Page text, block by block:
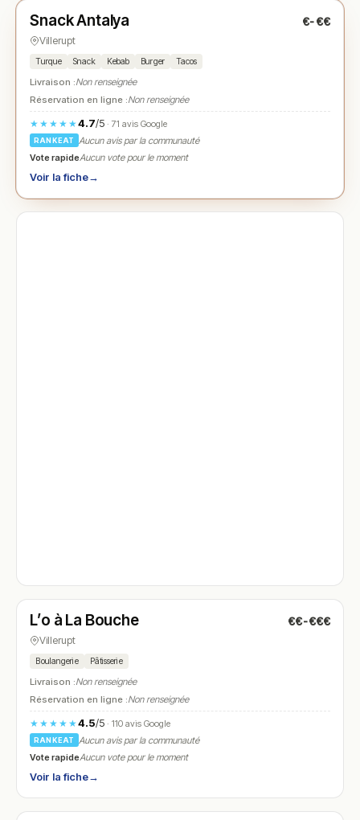
★ N° 3
Snack Antalya €-€€
Villerupt
Turque Snack Kebab Burger Tacos
Livraison :Non renseignée
Réservation en ligne :Non renseignée
★★★★★4.7/5· 71 avis Google
RANKEAT
Aucun avis par la communauté
Vote rapideAucun vote pour le moment
Voir la fiche→
N° 4
L’o à La Bouche €€-€€€
Villerupt
Boulangerie Pâtisserie
Livraison :Non renseignée
Réservation en ligne :Non renseignée
★★★★★4.5/5· 110 avis Google
RANKEAT
Aucun avis par la communauté
Vote rapideAucun vote pour le moment
Voir la fiche→